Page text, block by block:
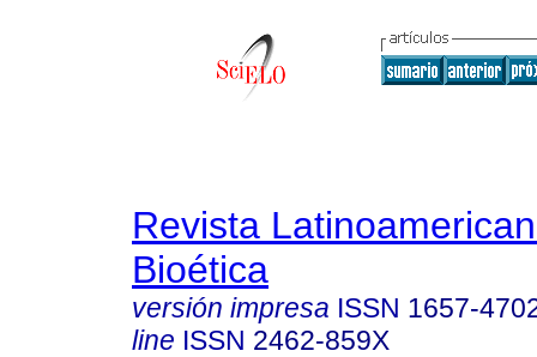
Revista
Bioética
versión impresa ISSN 1657-
line ISSN 2462-859X